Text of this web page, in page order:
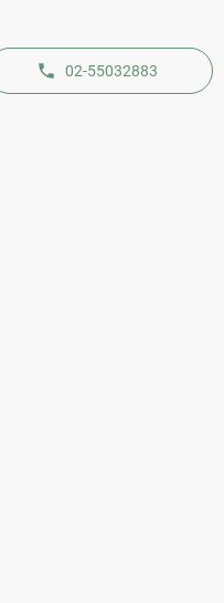
02-55032883